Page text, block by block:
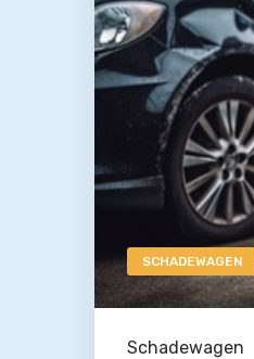
SCHADEWAGEN
Schadewagen